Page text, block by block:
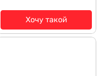
Хочу такой